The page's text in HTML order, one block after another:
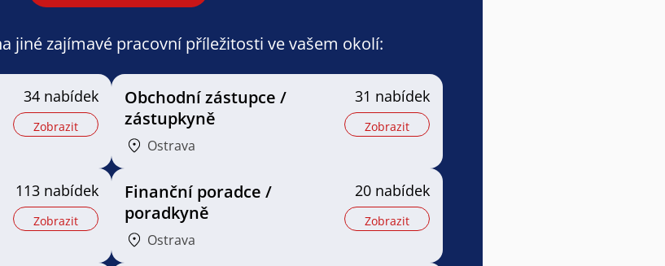
jiné zajímavé pracovní příležitosti ve vašem okolí:
34 nabídek
Zobrazit
Obchodní zástupce /
zástupkyně
Ostrava
31 nabídek
Zobrazit
113 nabídek
Zobrazit
Finanční poradce /
poradkyně
Ostrava
20 nabídek
Zobrazit